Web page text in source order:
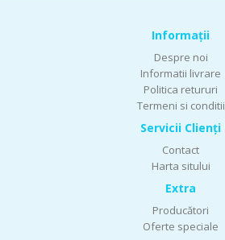
Informaţii
Despre noi
Informatii livrare
Politica retururi
Termeni si conditii
Servicii Clienţi
Contact
Harta sitului
Extra
Producători
Oferte speciale